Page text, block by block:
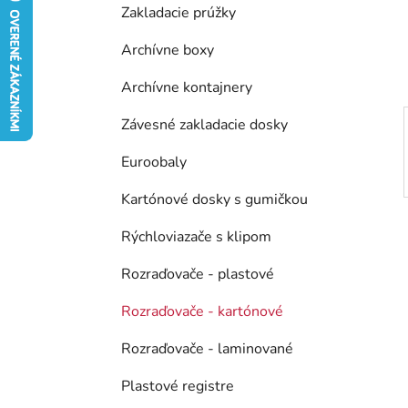
Zakladacie prúžky
Archívne boxy
Archívne kontajnery
Závesné zakladacie dosky
Euroobaly
Kartónové dosky s gumičkou
Rýchloviazače s klipom
Rozraďovače - plastové
Rozraďovače - kartónové
Rozraďovače - laminované
Plastové registre